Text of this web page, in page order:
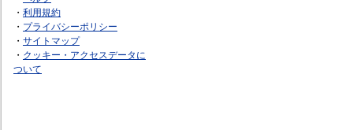
・ 利用規約
・ プライバシーポリシー
・ サイトマップ
・ クッキー・アクセスデータに
ついて